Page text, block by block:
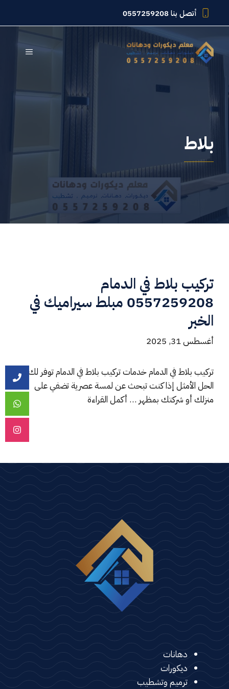
أتصل بنا0557259208
القائمة
بلاط
تركيب بلاط في الدمام
0557259208 مبلط سيراميك في
الخبر
أغسطس 31, 2025
تركيب بلاط في الدمام خدمات تركيب بلاط في الدمام توفر لك
الحل الأمثل إذا كنت تبحث عن لمسة عصرية تضفي على
منزلك أو شركتك بمظهر … أكمل القراءة
دهانات
ديكورات
ترميم وتشطيب